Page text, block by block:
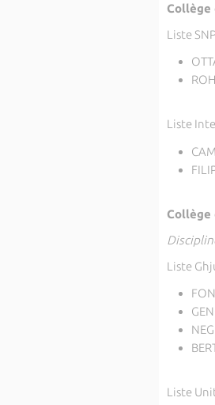
Collège
Liste
Liste
Collège
Liste
Liste